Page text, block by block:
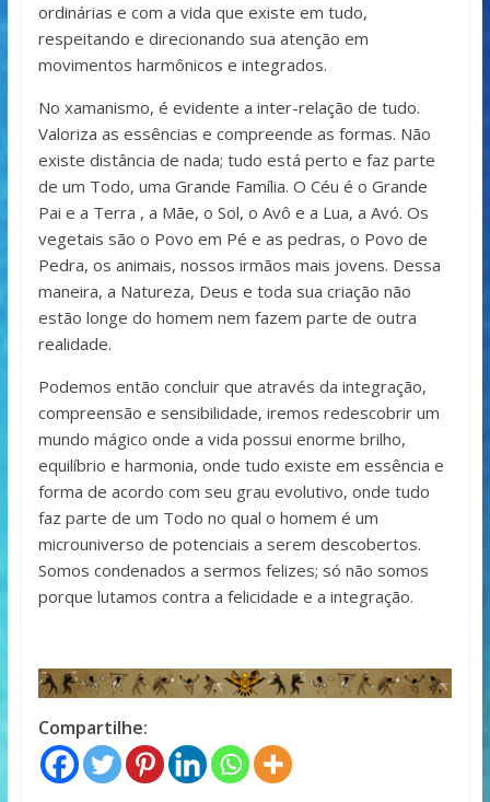
ordinárias e com a vida que existe em tudo,
respeitando e direcionando sua atenção em
movimentos harmônicos e integrados.
No xamanismo, é evidente a inter-relação de tudo.
Valoriza as essências e compreende as formas. Não
existe distância de nada; tudo está perto e faz parte
de um Todo, uma Grande Família. O Céu é o Grande
Pai e a Terra , a Mãe, o Sol, o Avô e a Lua, a Avó. Os
vegetais são o Povo em Pé e as pedras, o Povo de
Pedra, os animais, nossos irmãos mais jovens. Dessa
maneira, a Natureza, Deus e toda sua criação não
estão longe do homem nem fazem parte de outra
realidade.
Podemos então concluir que através da integração,
compreensão e sensibilidade, iremos redescobrir um
mundo mágico onde a vida possui enorme brilho,
equilíbrio e harmonia, onde tudo existe em essência e
forma de acordo com seu grau evolutivo, onde tudo
faz parte de um Todo no qual o homem é um
microuniverso de potenciais a serem descobertos.
Somos condenados a sermos felizes; só não somos
porque lutamos contra a felicidade e a integração.
Compartilhe: